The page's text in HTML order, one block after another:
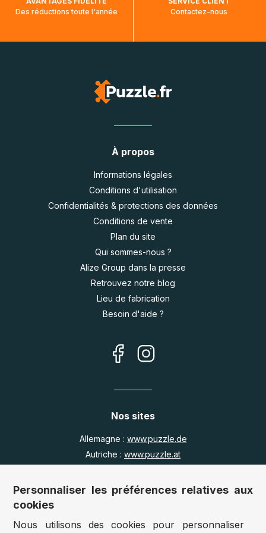
Des réductions toute l'année
Contactez-nous
À propos
Informations légales
Conditions d'utilisation
Confidentialités & protections des données
Conditions de vente
Plan du site
Qui sommes-nous ?
Alize Group dans la presse
Retrouvez notre blog
Lieu de fabrication
Besoin d'aide ?
Nos sites
Allemagne : www.puzzle.de
Autriche : www.puzzle.at
Royaume Uni :
www.jigsawpuzzle.co.uk
Accès revendeurs / détaillants
Personnaliser les préférences relatives aux
cookies
Nous utilisons des cookies pour personnaliser